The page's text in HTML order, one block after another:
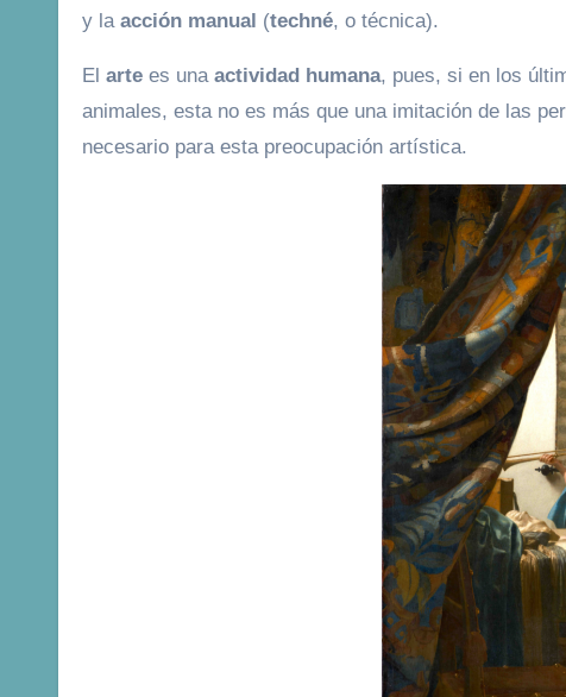
y laacción manual (techné, o técnica).
El arte es una actividad humana, pues, si en los
animales, esta no es más que una imitación de las
necesario para esta preocupación artística.